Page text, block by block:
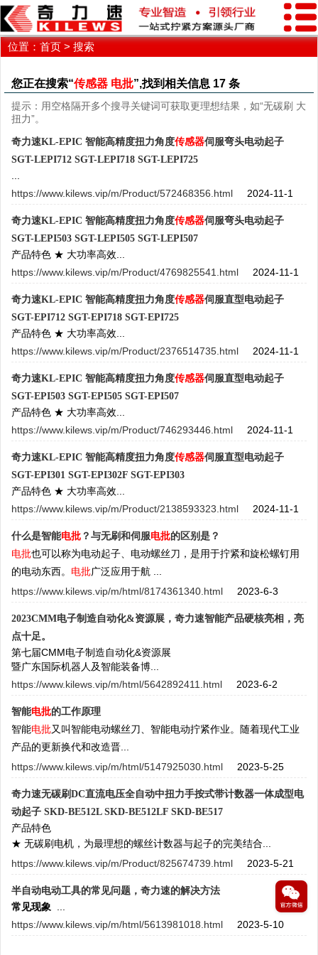
位置： 首页 > 搜索
您正在搜索“传感器 电批”,找到相关信息 17 条
提示：用空格隔开多个搜寻关键词可获取更理想结果，如“无碳刷 大
扭力”。
奇力速KL-EPIC 智能高精度扭力角度传感器伺服弯头电动起子
SGT-LEPI712 SGT-LEPI718 SGT-LEPI725
https://www.kilews.vip/m/Product/572468356.html
2024-11-1
奇力速KL-EPIC 智能高精度扭力角度传感器伺服弯头电动起子
SGT-LEPI503 SGT-LEPI505 SGT-LEPI507
产品特色 ★ 大功率高效...
https://www.kilews.vip/m/Product/4769825541.html
2024-11-1
奇力速KL-EPIC 智能高精度扭力角度传感器伺服直型电动起子
SGT-EPI712 SGT-EPI718 SGT-EPI725
产品特色 ★ 大功率高效...
https://www.kilews.vip/m/Product/2376514735.html
2024-11-1
奇力速KL-EPIC 智能高精度扭力角度传感器伺服直型电动起子
SGT-EPI503 SGT-EPI505 SGT-EPI507
产品特色 ★ 大功率高效...
https://www.kilews.vip/m/Product/746293446.html
2024-11-1
奇力速KL-EPIC 智能高精度扭力角度传感器伺服直型电动起子
SGT-EPI301 SGT-EPI302F SGT-EPI303
产品特色 ★ 大功率高效...
https://www.kilews.vip/m/Product/2138593323.html
2024-11-1
什么是智能电批 ？与无刷和伺服电批的区别是？
电批也可以称为电动起子、电动螺丝刀，是用于拧紧和旋松螺钉用
的电动东西。 电批广泛应用于航 ...
https://www.kilews.vip/m/html/8174361340.html
2023-6-3
2023CMM电子制造自动化&资源展，奇力速智能产品硬核亮相，亮
点十足。
第七届CMM电子制造自动化&资源展
暨广东国际机器人及智能装备博...
https://www.kilews.vip/m/html/5642892411.html
2023-6-2
智能电批的工作原理
智能电批又叫智能电动螺丝刀、智能电动拧紧作业。随着现代工业
产品的更新换代和改造晋...
https://www.kilews.vip/m/html/5147925030.html
2023-5-25
奇力速无碳刷DC直流电压全自动中扭力手按式带计数器一体成型电
动起子 SKD-BE512L SKD-BE512LF SKD-BE517
产品特色
★ 无碳刷电机，为最理想的螺丝计数器与起子的完美结合...
https://www.kilews.vip/m/Product/825674739.html
2023-5-21
半自动电动工具的常见问题，奇力速的解决方法
常见现象
https://www.kilews.vip/m/html/5613981018.html
2023-5-10